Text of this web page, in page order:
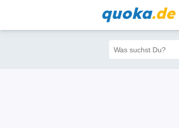
quoka.de
Filter 3 Alle
0